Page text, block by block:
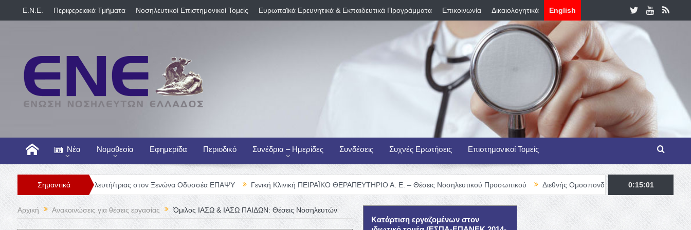
E.N.E. Περιφερειακά Τμήματα Νοσηλευτικοί Επιστημονικοί Τομείς Ευρωπαϊκά Ερευνητικά & Εκπαιδευτικά Προγράμματα Επικοινωνία Δικαιολογητικά English
Νέα Νομοθεσία Εφημερίδα Περιοδικό Συνέδρια – Ημερίδες Συνδέσεις Συχνές Ερωτήσεις Επιστημονικοί Τομείς
Σημαντικά
Θέση Νοσηλευτή/τριας στον Ξενώνα Οδυσσέα ΕΠΑΨΥ Γενική Κλινική ΠΕΙΡΑΪΚΟ ΘΕΡΑΠΕΥΤΗΡΙΟ Α. Ε. – Θέσεις Νοσηλευτικού Προσωπικού Διεθνής Ομοσπονδία Θαλασσαιμίας – TIF Fellowship
0:15:03
Αρχική Ανακοινώσεις για θέσεις εργασίας Όμιλος ΙΑΣΩ & ΙΑΣΩ ΠΑΙΔΩΝ: Θέσεις Νοσηλευτών
Κατάρτιση εργαζομένων στον